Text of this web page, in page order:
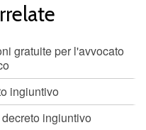
gratuite per l'avvocato
ingiuntivo
ingiuntivo